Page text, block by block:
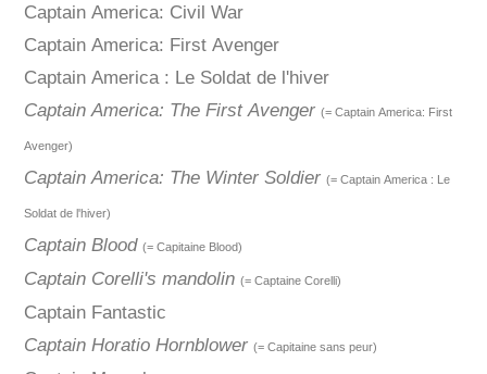
Captain America: Civil War
Captain America: First Avenger
Captain America : Le Soldat de l'hiver
Captain America: The First Avenger (= Captain America: First
Avenger)
Captain America: The Winter Soldier (= Captain America : Le
Soldat de l'hiver)
Captain Blood (= Capitaine Blood)
Captain Corelli's mandolin (= Captaine Corelli)
Captain Fantastic
Captain Horatio Hornblower (= Capitaine sans peur)